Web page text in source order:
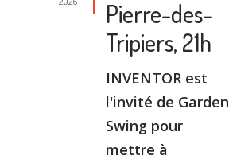
Pierre-des-
Tripiers, 21h
INVENTOR est
l'invité de Garden
Swing pour
mettre à